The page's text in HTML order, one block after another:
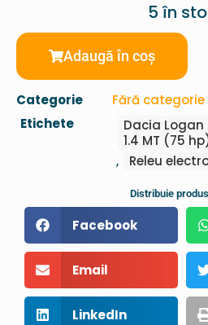
5 în
Adaugă în coș
Categorie
Fără categorie
Etichete
Dacia
1.4 MT (75
,
Releu
Distribuie
Facebook
Email
LinkedIn